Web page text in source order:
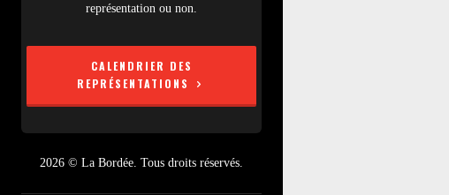
représentation ou non.
CALENDRIER DES
REPRÉSENTATIONS
2026 © La Bordée. Tous droits réservés.